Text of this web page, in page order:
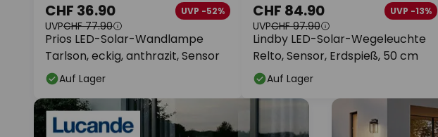
Prios LED-Solar-Wandlampe
Tarlson, eckig, anthrazit, Sensor
CHF 36.90 UVP -52%
UVPCHF 77.90
Auf Lager
Lindby LED-Solar-Wegeleuchte
Relto, Sensor, Erdspieß, 50 cm
CHF 84.90 UVP -13%
UVPCHF 97.90
Auf Lager